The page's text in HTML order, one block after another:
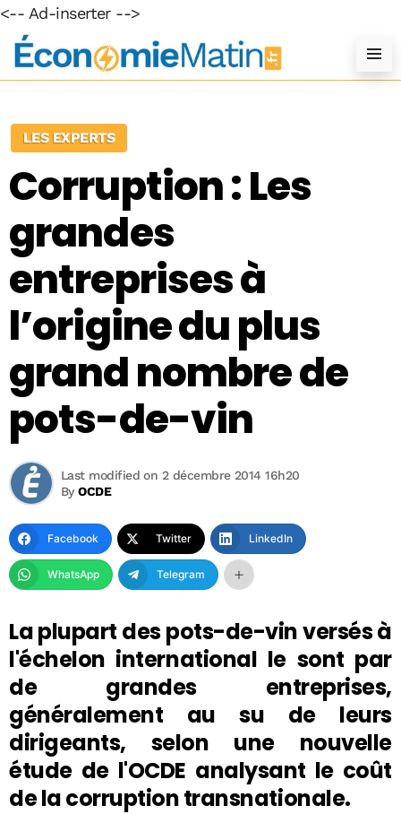
<-- Ad-inserter -->
LES EXPERTS
Corruption : Les
grandes
entreprises à
l’origine du plus
grand nombre de
pots-de-vin
ByOCDE
Last modified on 2 décembre 2014 16h20
Facebook Twitter LinkedIn
WhatsApp Telegram
La plupart des pots-de-vin versés à
l'échelon international le sont par
de grandes entreprises,
généralement au su de leurs
dirigeants, selon une nouvelle
étude de l'OCDE analysant le coût
de la corruption transnationale.